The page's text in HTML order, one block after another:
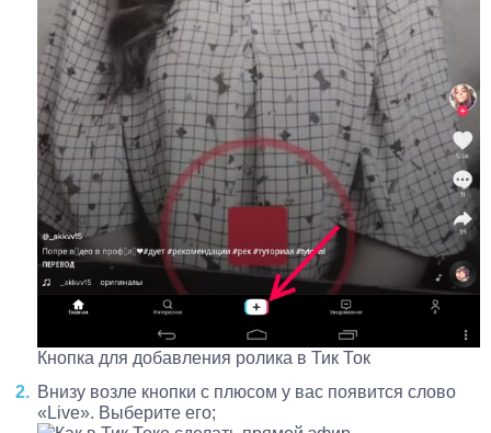
Кнопка для добавления ролика в Тик Ток
Внизу возле кнопки с плюсом у вас появится слово
«Live». Выберите его;